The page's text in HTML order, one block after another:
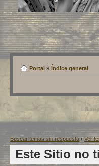
Portal » Índice general
Buscar temas sin respuesta•Ver
Este Sitio no